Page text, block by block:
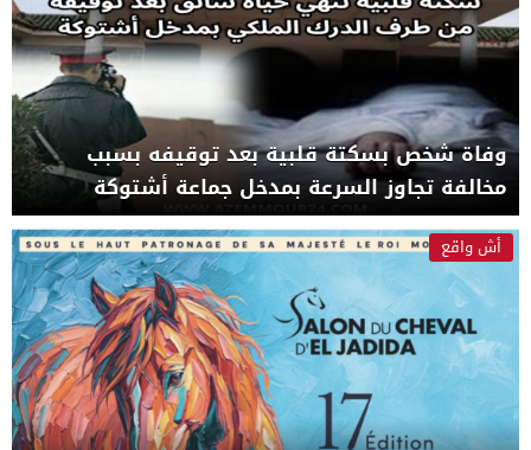
وفاة شخص بسكتة قلبية بعد توقيفه بسبب
مخالفة تجاوز السرعة بمدخل جماعة أشتوكة
أش واقع